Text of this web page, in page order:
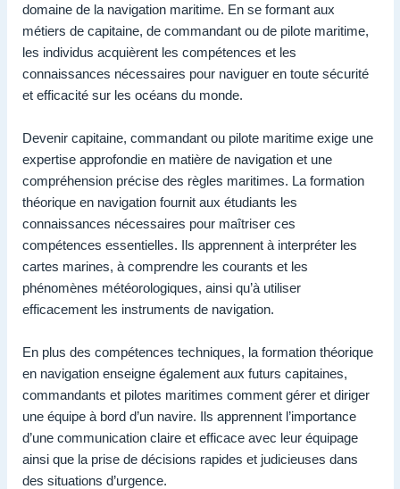
domaine de la navigation maritime. En se formant aux
métiers de capitaine, de commandant ou de pilote maritime,
les individus acquièrent les compétences et les
connaissances nécessaires pour naviguer en toute sécurité
et efficacité sur les océans du monde.
Devenir capitaine, commandant ou pilote maritime exige une
expertise approfondie en matière de navigation et une
compréhension précise des règles maritimes. La formation
théorique en navigation fournit aux étudiants les
connaissances nécessaires pour maîtriser ces
compétences essentielles. Ils apprennent à interpréter les
cartes marines, à comprendre les courants et les
phénomènes météorologiques, ainsi qu’à utiliser
efficacement les instruments de navigation.
En plus des compétences techniques, la formation théorique
en navigation enseigne également aux futurs capitaines,
commandants et pilotes maritimes comment gérer et diriger
une équipe à bord d’un navire. Ils apprennent l’importance
d’une communication claire et efficace avec leur équipage
ainsi que la prise de décisions rapides et judicieuses dans
des situations d’urgence.